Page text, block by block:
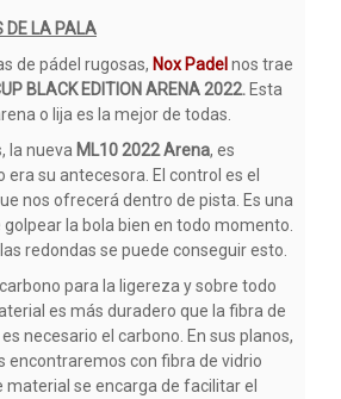
DE LA PALA
de pádel rugosas, Nox Padelnos trae
BLACK EDITION ARENA 2022.Esta
o lija es la mejor de todas.
la nueva ML10 2022 Arena, es
era su antecesora. El control es el
nos ofrecerá dentro de pista. Es una
la bola bien en todo momento.
redondas se puede conseguir esto.
para la ligereza y sobre todo
es más duradero que la fibra de
necesario el carbono. En sus planos,
encontraremos con fibra de vidrio
material se encarga de facilitar el